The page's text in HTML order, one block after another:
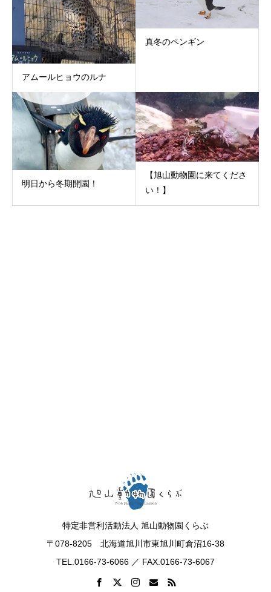
アムールヒョウのルナ
真冬のペンギン
明日から冬期開園！
【旭山動物園に来てくださ
い！】
特定非営利活動法人 旭山動物園くらぶ
〒078-8205 北海道旭川市東旭川町倉沼16-38
TEL.0166-73-6066 ／ FAX.0166-73-6067